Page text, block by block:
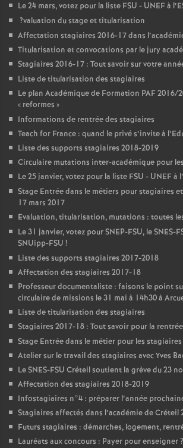
Le 24 mars, votez pour la liste FSU - UNEFà l’
?valuation du stage et titularisation
Affectation stagiaires 2016-17 dans
Titularisation et convocations par le jury
Stagiaires 2016-17 : Tout savoir sur votre
Liste de titularisation des stagiaires
Le plan Académique de Formation PAF2016/
« reformes »
Informations de rentrée des stagiaires
Teach for France : quand le privé s’invite à
Liste des supports stagiaires 2018-2019
Circulaire mutations inter-académique pour
Le 25 janvier, votez pour la liste FSU - UNEFà l’
Stage Entrée dans le métiers pour stagiaires
17 mars 2017
Evaluation, titularisation, mutations : toutes
Le 31 janvier, votez pourSNEP-FSU, leSNES-
SNUipp-FSU !
Liste des supports stagiaires 2017-2018
Affectation des stagiaires 2017-18
Professeur documentaliste : faisons le point
circulaire de missions le 31 mai à 14h30 à
Liste de titularisation des stagiaires
Stagiaires 2017-18 : Tout savoir pour la
Stage Entrée dans le métier pour les
Atelier sur le travail des stagiaires avec Yves
LeSNES-FSU Créteil soutient la grève du 23
Affectation des stagiaires 2018-2019
Infostagiaires n°4 : préparer l’année
Stagiaires affectés dans l’académie de Créteil
Futurs stagiaires : démarches, logement,
Lauréats aux concours : Payer pour enseigner